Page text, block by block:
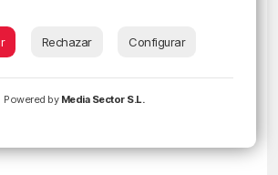
Rechazar Configurar
Powered by Media Sector S.L.